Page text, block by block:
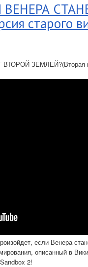
старого
ЗЕМЛЕЙ?(Вторая
если Венера
описанный в
2!